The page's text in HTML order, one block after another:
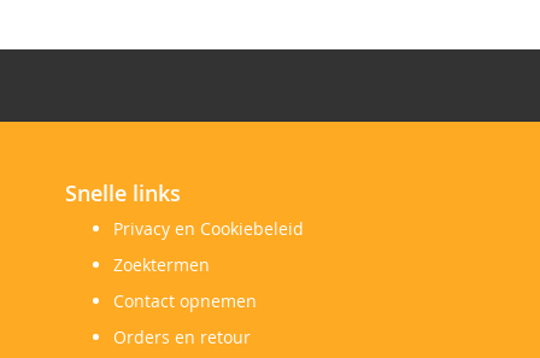
Snelle links
Privacy en Cookiebeleid
Zoektermen
Contact opnemen
Orders en retour